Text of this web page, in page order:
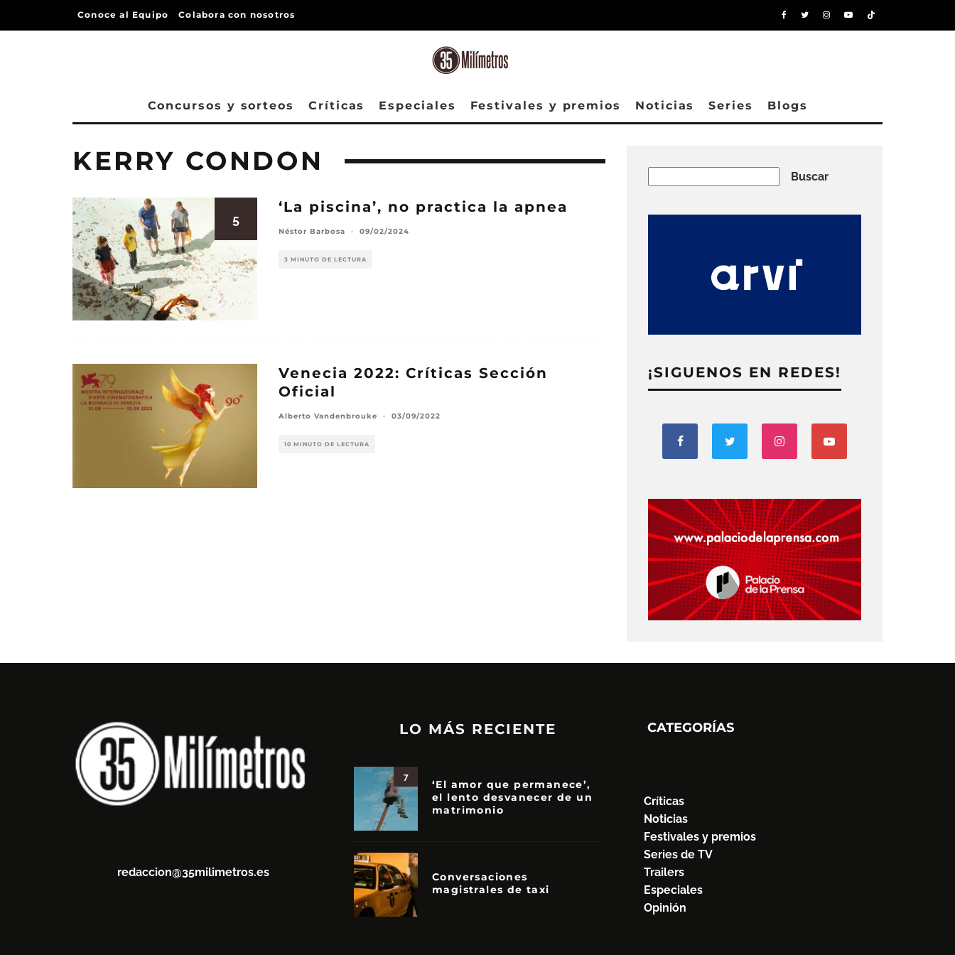
Conoce al Equipo Colabora con nosotros
Concursos y sorteos Críticas Especiales Festivales y premios Noticias Series Blogs
KERRY CONDON
5
‘La piscina’, no practica la apnea
Néstor Barbosa · 09/02/2024
3 MINUTO DE LECTURA
Venecia 2022: Críticas Sección
Oficial
Alberto Vandenbrouke · 03/09/2022
10 MINUTO DE LECTURA
Buscar
¡SIGUENOS EN REDES!
redaccion@35milimetros.es
LO MÁS RECIENTE
7
‘El amor que permanece’,
el lento desvanecer de un
matrimonio
Conversaciones
magistrales de taxi
CATEGORÍAS
Críticas
Noticias
Festivales y premios
Series de TV
Trailers
Especiales
Opinión